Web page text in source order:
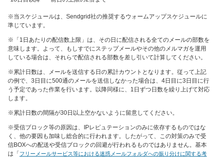
※当スケジュールは、Sendgrid社の推奨するウォームアップスケジュールに
準じています。
※「1日あたりの配信数上限」は、その日に配信される全てのメールの部数を
意味します。よって、もしすでにステップメールやその他のメルマガを運用
している場合は、それらで配信される部数を差し引いて計算してください。
※累計日数は、メールを送信する日の累計カウントとなります。従って上記
の例で、3日目に500通のメールを送信しなかった場合は、4日目に3日目に行
う予定であった作業を行います。以降同様に、1日ずつ日数を繰り上げて対応
します。
※累計日数の間隔が30日以上空かないように留意してください。
※受信ブロック等の原因は、IPレピュテーションのみに依存するものではな
く、他の要因も加味し総合的に行われます。したがって、この対策のみで受
信BOXへの配送や受信ブロックの回避が行われるものではありません。基本
は「 フリーメールサービス等における迷惑メールフォルダへの振り分けに関する考